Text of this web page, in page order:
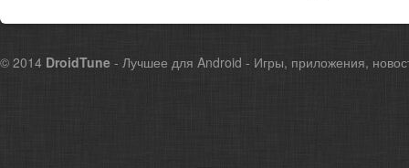
© 2014 DroidTune - Лучшее для Android - Игры, приложения,